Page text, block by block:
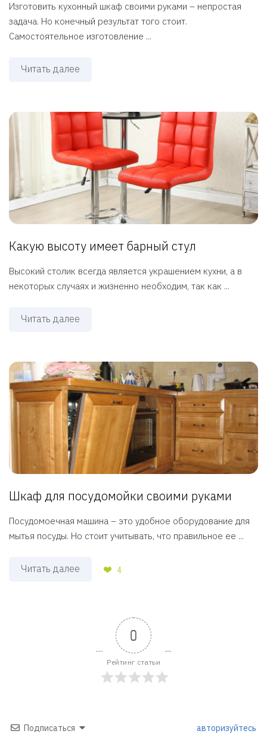
Изготовить кухонный шкаф своими руками – непростая
задача. Но конечный результат того стоит.
Самостоятельное изготовление ...
Читать далее
Какую высоту имеет барный стул
Высокий столик всегда является украшением кухни, а в
некоторых случаях и жизненно необходим, так как ...
Читать далее
Шкаф для посудомойки своими руками
Посудомоечная машина – это удобное оборудование для
мытья посуды. Но стоит учитывать, что правильное ее ...
Читать далее 4
0
Рейтинг статьи
Подписаться авторизуйтесь